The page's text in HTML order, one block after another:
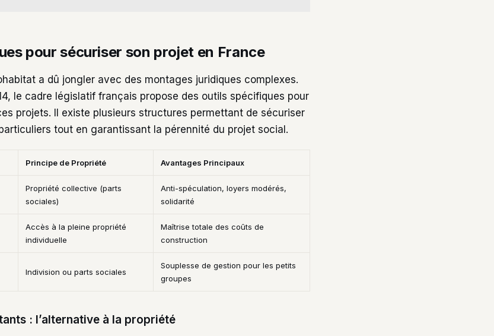
pour sécuriser son projet en France
a dû jongler avec des montages juridiques complexes.
le cadre législatif français propose des outils spécifiques pour
projets. Il existe plusieurs structures permettant de sécuriser
tout en garantissant la pérennité du projet social.
Principe de Propriété Avantages Principaux
Propriété collective (parts
sociales)
Anti-spéculation, loyers modérés,
solidarité
Accès à la pleine propriété
individuelle
Maîtrise totale des coûts de
construction
Indivision ou parts sociales
Souplesse de gestion pour les petits
groupes
: l’alternative à la propriété